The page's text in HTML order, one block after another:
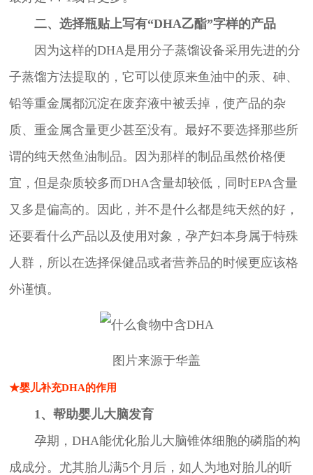
二、选择瓶贴上写有“DHA乙酯”字样的产品
因为这样的DHA是用分子蒸馏设备采用先进的分
子蒸馏方法提取的，它可以使原来鱼油中的汞、砷、
铅等重金属都沉淀在废弃液中被丢掉，使产品的杂
质、重金属含量更少甚至没有。最好不要选择那些所
谓的纯天然鱼油制品。因为那样的制品虽然价格便
宜，但是杂质较多而DHA含量却较低，同时EPA含量
又多是偏高的。因此，并不是什么都是纯天然的好，
还要看什么产品以及使用对象，孕产妇本身属于特殊
人群，所以在选择保健品或者营养品的时候更应该格
外谨慎。
图片来源于华盖
★婴儿补充DHA的作用
1、帮助婴儿大脑发育
孕期，DHA能优化胎儿大脑锥体细胞的磷脂的构
成成分。尤其胎儿满5个月后，如人为地对胎儿的听